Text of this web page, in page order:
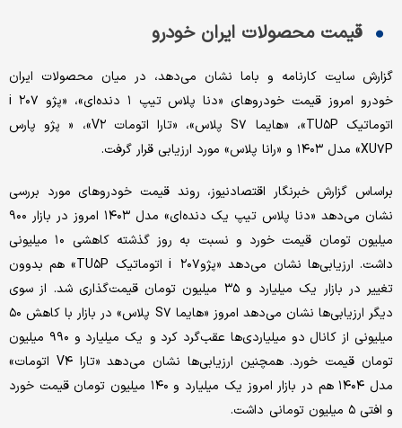
قیمت محصولات ایران خودرو
گزارش سایت کارنامه و باما نشان می‌دهد، در میان محصولات ایران
خودرو امروز قیمت خودروهای «دنا پلاس تیپ ۱ دنده‌ای»، «پژو i ۲۰۷
اتوماتیک TU۵P»، «هایما S۷ پلاس»، «تارا اتومات V۲»، « پژو پارس
XU۷P» مدل ۱۴۰۳ و «رانا پلاس» مورد ارزیابی قرار گرفت.
براساس گزارش خبرنگار اقتصادنیوز، روند قیمت خودروهای مورد بررسی
نشان می‌دهد «دنا پلاس تیپ یک دنده‌ای» مدل ۱۴۰۳ امروز در بازار ۹۰۰
میلیون تومان قیمت خورد و نسبت به روز گذشته کاهشی ۱۰ میلیونی
داشت. ارزیابی‌ها نشان می‌دهد «پژوi ۲۰۷ اتوماتیک TU۵P» هم بدوون
تغییر در بازار یک میلیارد و ۳۵ میلیون تومان قیمت‌گذاری شد. از سوی
دیگر ارزیابی‌ها نشان می‌دهد امروز «هایما S۷ پلاس» در بازار با کاهش ۵۰
میلیونی از کانال دو میلیاردی‌ها عقب‌گرد کرد و یک میلیارد و ۹۹۰ میلیون
تومان قیمت خورد. همچنین ارزیابی‌ها نشان می‌دهد «تارا V۴ اتومات»
مدل ۱۴۰۴ هم در بازار امروز یک میلیارد و ۱۴۰ میلیون تومان قیمت خورد
و افتی ۵ میلیون تومانی داشت.